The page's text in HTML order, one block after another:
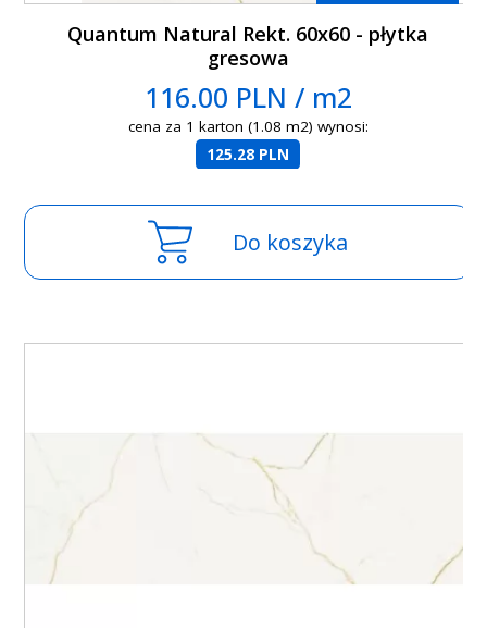
Quantum Natural Rekt. 60x60 - płytka
gresowa
116.00 PLN / m2
cena za 1 karton (1.08 m2) wynosi:
125.28 PLN
Do koszyka